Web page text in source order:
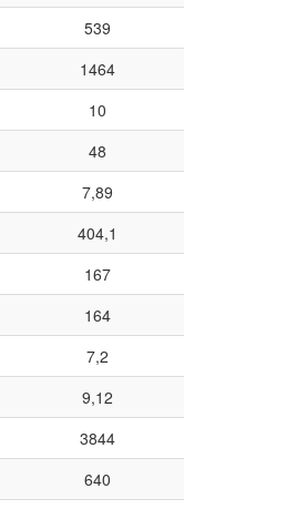
539
1464
10
48
7,89
404,1
167
164
7,2
9,12
3844
640